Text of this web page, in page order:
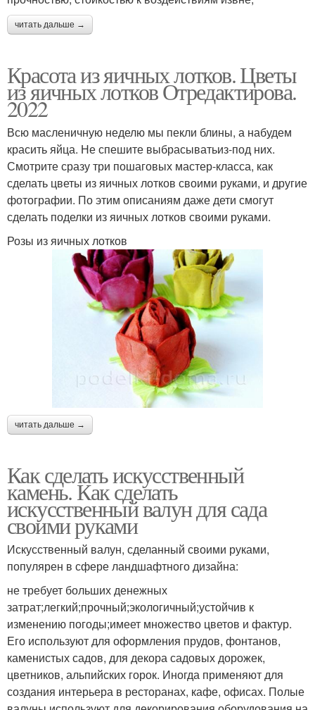
читать дальше →
Красота из яичных лотков. Цветы
из яичных лотков Отредактирова.
2022
Всю масленичную неделю мы пекли блины, а набудем
красить яйца. Не спешите выбрасыватьиз-под них.
Смотрите сразу три пошаговых мастер-класса, как
сделать цветы из яичных лотков своими руками, и другие
фотографии. По этим описаниям даже дети смогут
сделать поделки из яичных лотков своими руками.
Розы из яичных лотков
читать дальше →
Как сделать искусственный
камень. Как сделать
искусственный валун для сада
своими руками
Искусственный валун, сделанный своими руками,
популярен в сфере ландшафтного дизайна:
не требует больших денежных
затрат;легкий;прочный;экологичный;устойчив к
изменению погоды;имеет множество цветов и фактур.
Его используют для оформления прудов, фонтанов,
каменистых садов, для декора садовых дорожек,
цветников, альпийских горок. Иногда применяют для
создания интерьера в ресторанах, кафе, офисах. Полые